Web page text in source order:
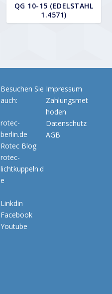
QG 10-15 (EDELSTAHL
1.4571)
Besuchen Sie
auch:
rotec-
berlin.de
Rotec Blog
rotec-
lichtkuppeln.d
e
Linkdin
Facebook
Youtube
Impressum
Zahlungsmet
hoden
Datenschutz
AGB